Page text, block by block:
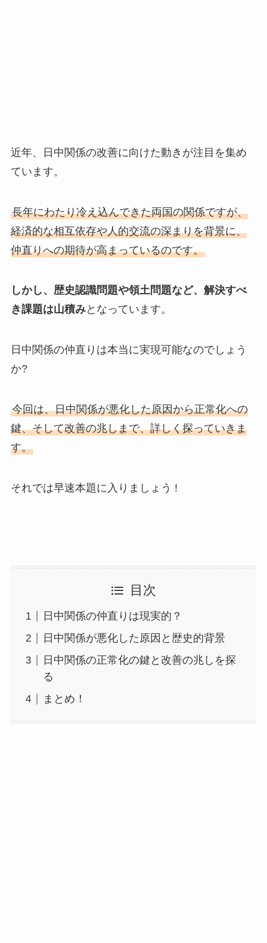
近年、日中関係の改善に向けた動きが注目を集め
ています。
長年にわたり冷え込んできた両国の関係ですが、
経済的な相互依存や人的交流の深まりを背景に、
仲直りへの期待が高まっているのです。
しかし、歴史認識問題や領土問題など、解決すべ
き課題は山積みとなっています。
日中関係の仲直りは本当に実現可能なのでしょう
か?
今回は、日中関係が悪化した原因から正常化への
鍵、そして改善の兆しまで、詳しく探っていきま
す。
それでは早速本題に入りましょう !
目次
日中関係の仲直りは現実的？
日中関係が悪化した原因と歴史的背景
日中関係の正常化の鍵と改善の兆しを探
る
まとめ！